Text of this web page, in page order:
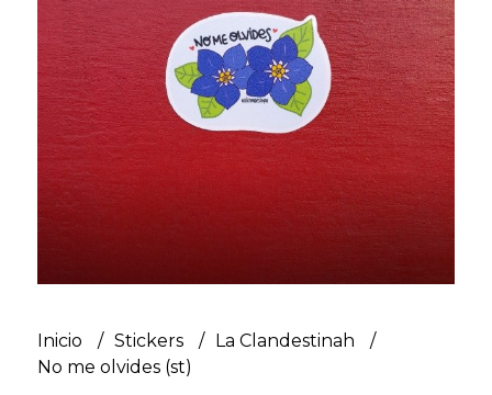
Inicio Stickers
La Clandestinah
No me olvides (st)